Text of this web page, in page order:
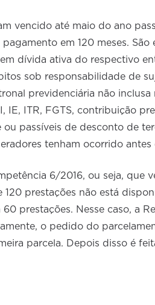
vencido até maio do ano
em 120 meses.
em dívida ativa do respectivo
sob responsabilidade de
previdenciária não
IE, ITR, FGTS, contribuição
ou passíveis de desconto de
tenham ocorrido antes
6/2016, ou seja, que
prestações não está
prestações. Nesse caso, a
o pedido do
parcela. Depois disso é